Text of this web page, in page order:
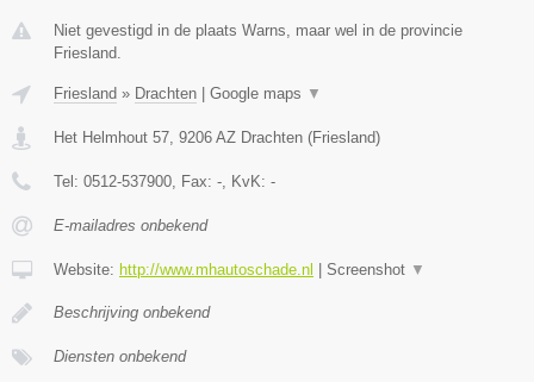
Niet gevestigd in de plaats Warns, maar wel in de provincie
Friesland.
Friesland » Drachten Google maps ▼
Het Helmhout 57, 9206 AZ Drachten (Friesland)
Tel: 0512-537900, Fax: -, KvK: -
E-mailadres onbekend
Website: http://www.mhautoschade.nl Screenshot ▼
Beschrijving onbekend
Diensten onbekend